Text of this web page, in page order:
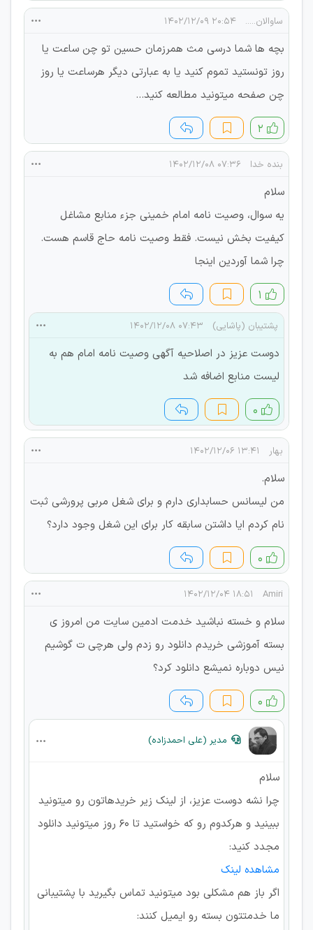
ساوالان..... ۲۰:۵۴ ۱۴۰۲/۱۲/۰۹
بچه ها شما درسی مث همرزمان حسین تو چن ساعت یا
روز تونستید تموم کنید یا به عبارتی دیگر هرساعت یا روز
چن صفحه میتونید مطالعه کنید...
۲
بنده خدا ۰۷:۳۶ ۱۴۰۲/۱۲/۰۸
سلام
یه سوال، وصیت نامه امام خمینی جزء منابع مشاغل
کیفیت بخش نیست. فقط وصیت نامه حاج قاسم هست.
چرا شما آوردین اینجا
۱
پشتیبان (پاشایی) ۰۷:۴۳ ۱۴۰۲/۱۲/۰۸
دوست عزیز در اصلاحیه آگهی وصیت نامه امام هم به
لیست منابع اضافه شد
۰
بهار ۱۳:۴۱ ۱۴۰۲/۱۲/۰۶
سلام.
من لیسانس حسابداری دارم و برای شغل مربی پرورشی ثبت
نام کردم ایا داشتن سابقه کار برای این شغل وجود دارد؟
۰
Amiri ۱۸:۵۱ ۱۴۰۲/۱۲/۰۴
سلام و خسته نباشید خدمت ادمین سایت من امروز ی
بسته آموزشی خریدم دانلود رو زدم ولی هرچی ت گوشیم
نیس دوباره نمیشع دانلود کرد؟
۰
مدیر (علی احمدزاده)
سلام
چرا نشه دوست عزیز، از لینک زیر خریدهاتون رو میتونید
ببینید و هرکدوم رو که خواستید تا 60 روز میتونید دانلود
مجدد کنید:
مشاهده لینک
اگر باز هم مشکلی بود میتونید تماس بگیرید با پشتیبانی
ما خدمتتون بسته رو ایمیل کنند: